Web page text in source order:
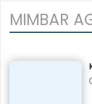
MIMBAR